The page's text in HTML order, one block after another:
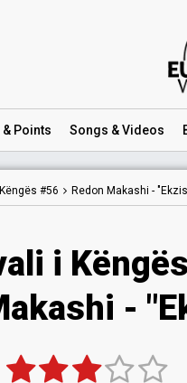
& Points Songs & Videos
#56 Redon Makashi -
i
-